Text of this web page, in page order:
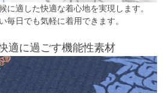
に適した快適な着心地を実現します。
毎日でも気軽に着用できます。
適に過ごす機能性素材